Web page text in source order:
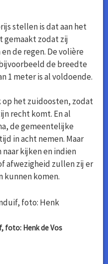
stellen is dat aan het
gemaakt zodat zij
de regen. De volière
de breedte
1 meter is al voldoende.
het zuidoosten, zodat
recht komt. En al
de gemeentelijke
in acht nemen. Maar
kijken en indien
afwezigheid zullen zij er
kunnen komen.
foto: Henk de Vos